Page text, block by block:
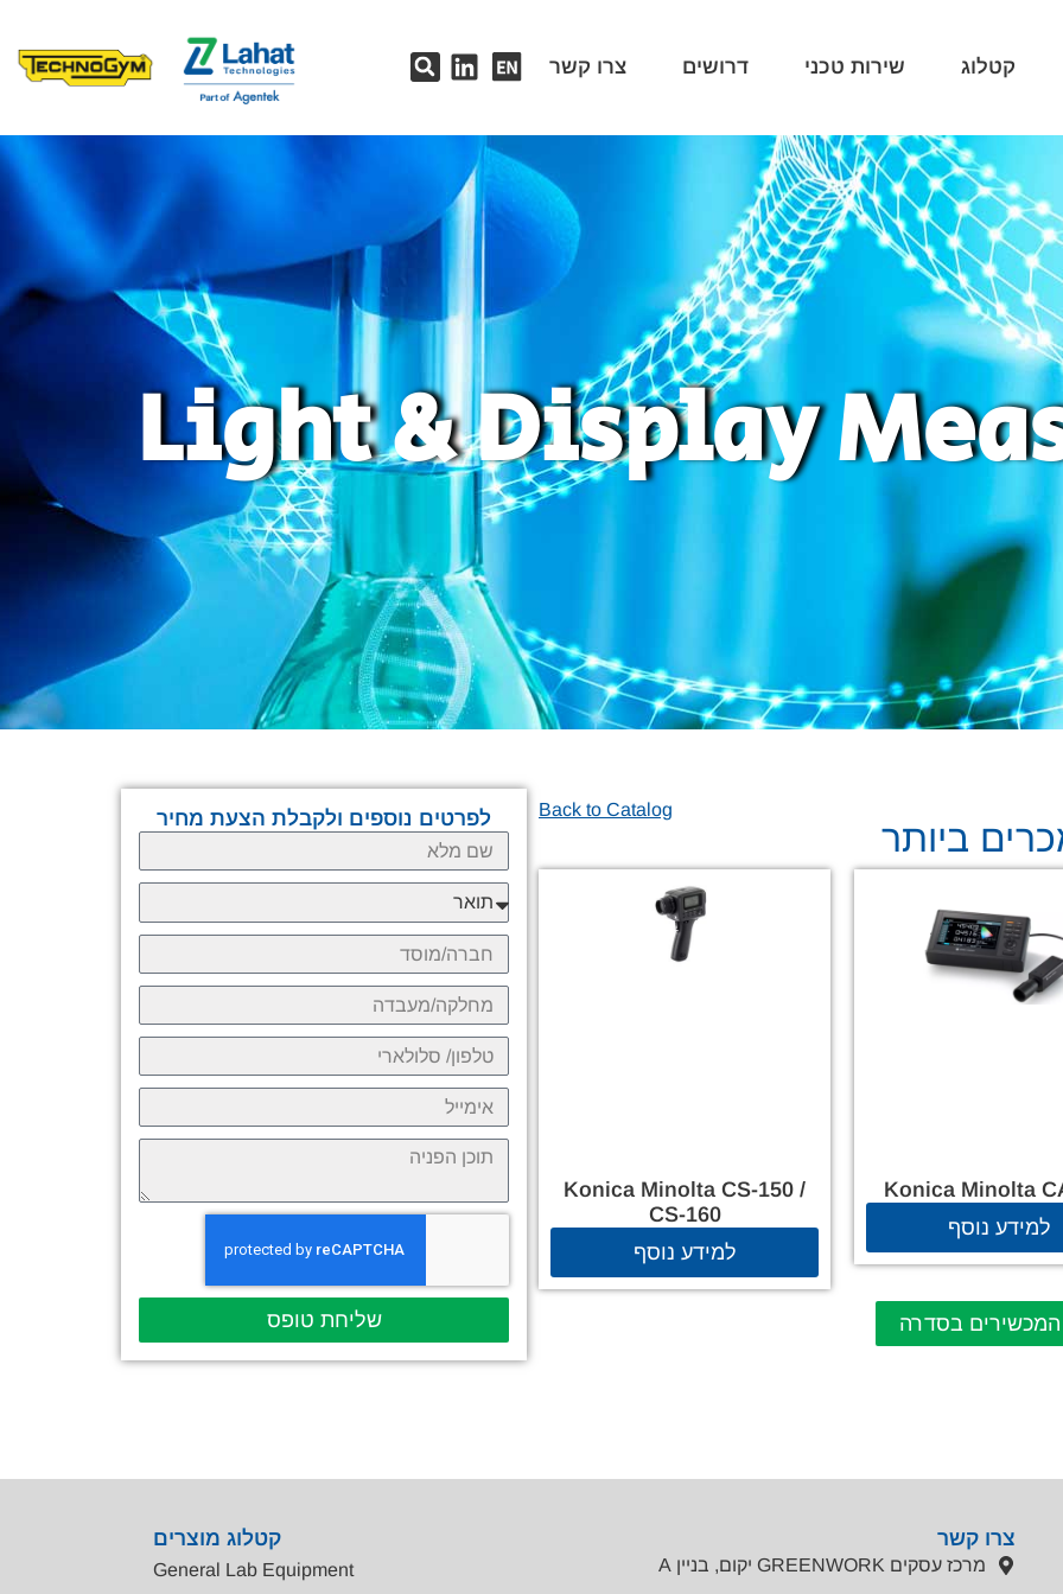
קטלוג שירות טכני דרושים צרו קשר
Light & Display
Back to Catalog
ביותר
Konica Minolta CS-150 /
CS-160
למידע נוסף
Konica Minolta
למידע נוסף
בסדרה
לפרטים נוספים ולקבלת הצעת מחיר
שליחת טופס
צרו קשר
מרכז עסקים GREENWORK יקום, בניין A
קטלוג מוצרים
General Lab Equipment